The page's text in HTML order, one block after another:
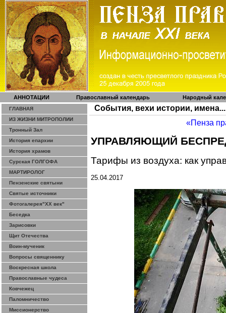
АННОТАЦИИ Православный календарь Народный
ГЛАВНАЯ
ИЗ ЖИЗНИ МИТРОПОЛИИ
Тронный Зал
История епархии
История храмов
Сурская ГОЛГОФА
МАРТИРОЛОГ
Пензенские святыни
Святые источники
Фотогалерея"ХХ век"
Беседка
Зарисовки
Щит Отечества
Воин-мученик
Вопросы священнику
Воскресная школа
Православные чудеса
Ковчежец
Паломничество
Миссионерство
События, вехи истории, имена...
«Пенза
УПРАВЛЯЮЩИЙ
Тарифы из воздуха: как
25.04.2017